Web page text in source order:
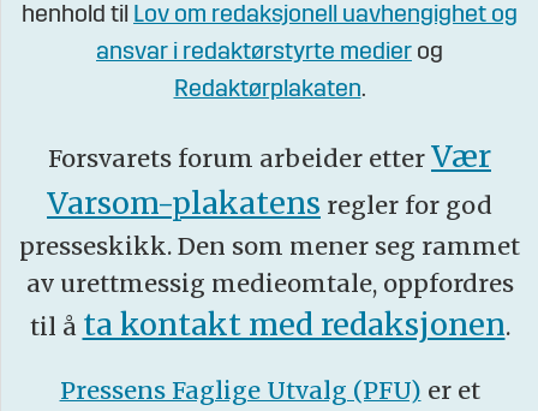
henhold til Lov om redaksjonell uavhengighet og
ansvar i redaktørstyrte medier og
Redaktørplakaten.
Forsvarets forum arbeider etter Vær
Varsom-plakatens regler for god
presseskikk. Den som mener seg rammet
av urettmessig medieomtale, oppfordres
til å ta kontakt med redaksjonen.
Pressens Faglige Utvalg (PFU) er et